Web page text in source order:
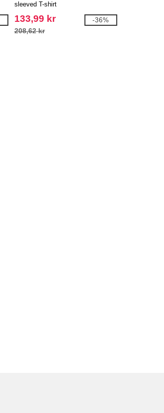
sleeved T-shirt
133,99 kr
208,62 kr
-36%